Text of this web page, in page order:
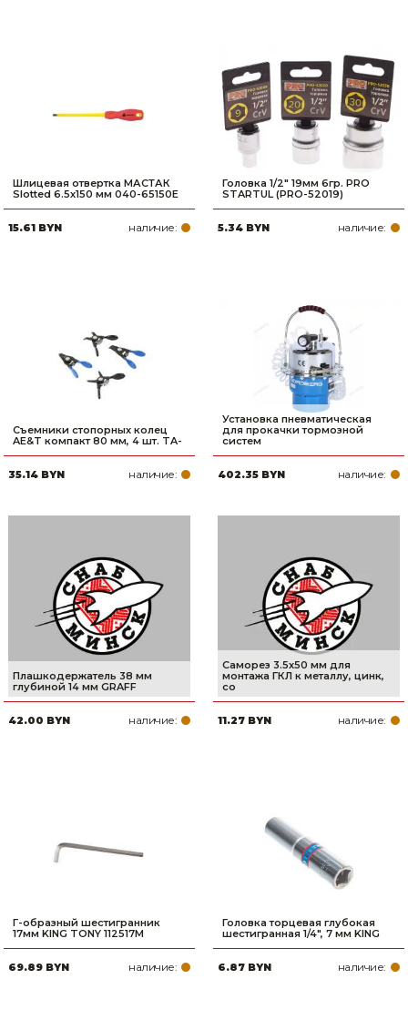
Шлицевая отвертка МАСТАК
Slotted 6.5х150 мм 040-65150E
15.61 BYN наличие:
Головка 1/2" 19мм 6гр. PRO
STARTUL (PRO-52019)
5.34 BYN наличие:
Съемники стопорных колец
AE&T компакт 80 мм, 4 шт. TA-
35.14 BYN наличие:
Установка пневматическая
для прокачки тормозной
систем
402.35 BYN наличие:
Плашкодержатель 38 мм
глубиной 14 мм GRAFF
42.00 BYN наличие:
Саморез 3.5х50 мм для
монтажа ГКЛ к металлу, цинк,
со
11.27 BYN наличие:
Г-образный шестигранник
17мм KING TONY 112517M
69.89 BYN наличие:
Головка торцевая глубокая
шестигранная 1/4", 7 мм KING
6.87 BYN наличие: